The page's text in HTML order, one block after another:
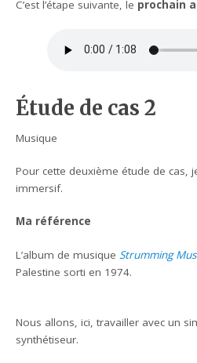
C’est l’étape suivante, le prochain
Étude de cas 2
Musique
Pour cette deuxième étude de cas,
immersif.
Ma référence
L’album de musiqueStrumming
Palestine sorti en 1974.
Nous allons, ici, travailler avec un
synthétiseur.